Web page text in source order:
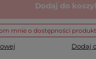
Dodaj do
mnie o dostępności
Dodaj